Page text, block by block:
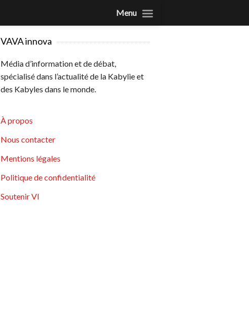
VAVA innova
Média d’information et de débat,
spécialisé dans l’actualité de la Kabylie et
des Kabyles dans le monde.
À propos
Nous contacter
Mentions légales
Politique de confidentialité
Soutenir VI
Menu